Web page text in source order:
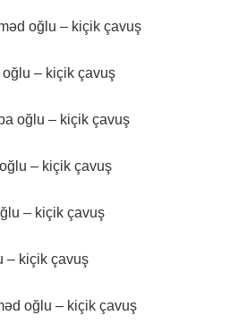
oğlu – kiçik çavuş
– kiçik çavuş
oğlu – kiçik çavuş
– kiçik çavuş
– kiçik çavuş
– kiçik çavuş
oğlu – kiçik çavuş